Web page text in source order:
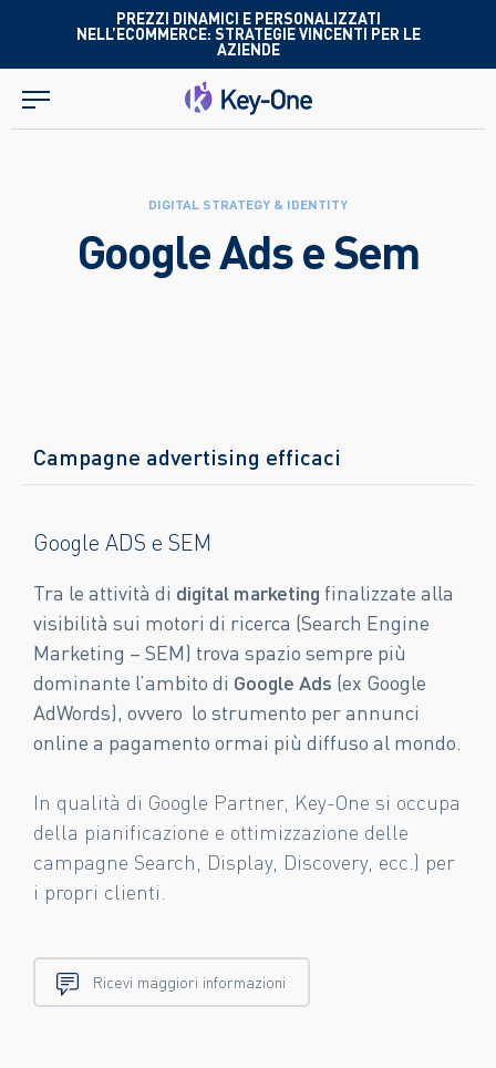
contenuto
PREZZI DINAMICI E PERSONALIZZATI
NELL’ECOMMERCE: STRATEGIE VINCENTI PER LE
AZIENDE
DIGITAL STRATEGY & IDENTITY
Google Ads e Sem
Campagne advertising efficaci
Google ADS e SEM
Tra le attività di digital marketing finalizzate alla
visibilità sui motori di ricerca (Search Engine
Marketing – SEM) trova spazio sempre più
dominante l’ambito di Google Ads (ex Google
AdWords), ovvero lo strumento per annunci
online a pagamento ormai più diffuso al mondo.
In qualità di Google Partner, Key-One si occupa
della pianificazione e ottimizzazione delle
campagne Search, Display, Discovery, ecc.) per
i propri clienti.
Ricevi maggiori informazioni